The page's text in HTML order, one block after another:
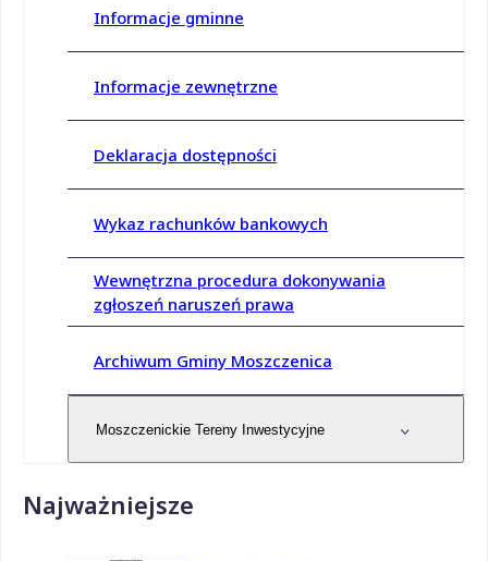
Informacje gminne
Informacje zewnętrzne
Deklaracja dostępności
Wykaz rachunków bankowych
Wewnętrzna procedura dokonywania
zgłoszeń naruszeń prawa
Archiwum Gminy Moszczenica
Moszczenickie Tereny Inwestycyjne
Najważniejsze